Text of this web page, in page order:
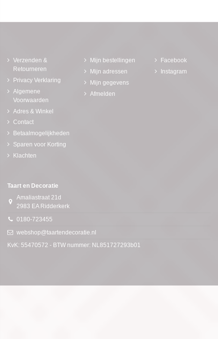
Verzenden &
Retourneren
Privacy Verklaring
Algemene
Voorwaarden
Adres & Winkel
Contact
Betaalmogelijkheden
Sparen voor Korting
Klachten
Mijn bestellingen
Mijn adressen
Mijn gegevens
Afmelden
Facebook
Instagram
Taart en Decoratie
Amaliastraat 21d
2983 EA Ridderkerk
0180-723455
webshop@taartendecoratie.nl
KvK: 55470572 - BTW nummer: NL851727293b01